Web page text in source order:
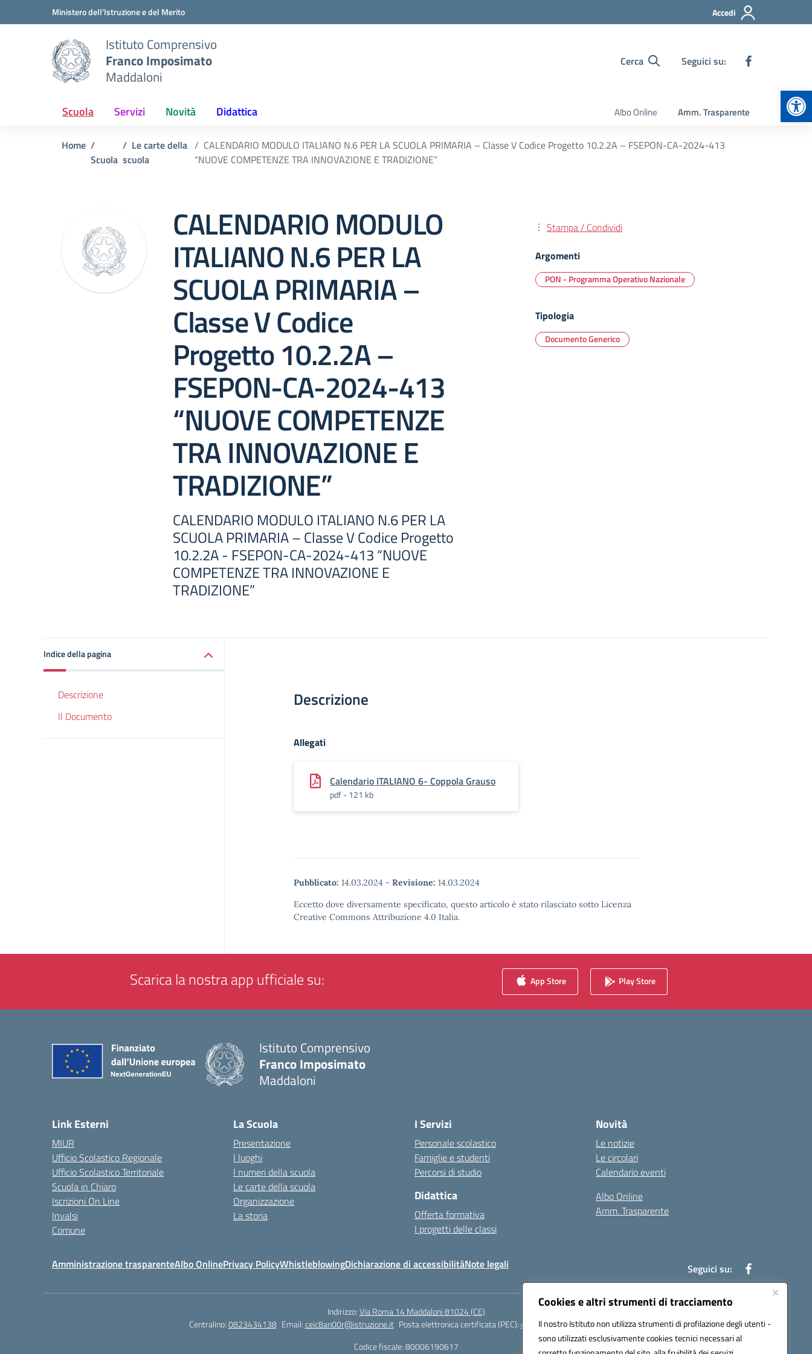
Cookies e altri strumenti di tracciamento
Il nostro Istituto non utilizza strumenti di profilazione degli utenti -
sono utilizzati esclusivamente cookies tecnici necessari al
Vai ai contenuti
Vai al menu di navigazioneMinistero dell'Istruzione e del Merito Accedi
Istituto Comprensivo
Franco Imposimato
Maddaloni
Cerca Seguici su:
Scuola Servizi Novità Didattica Albo Online Amm. Trasparente
Home
Scuola
Le carte della
scuola
CALENDARIO MODULO ITALIANO N.6 PER LA SCUOLA PRIMARIA – Classe V Codice Progetto 10.2.2A – FSEPON-CA-2024-413
“NUOVE COMPETENZE TRA INNOVAZIONE E TRADIZIONE”
CALENDARIO MODULO
ITALIANO N.6 PER LA
SCUOLA PRIMARIA –
Classe V Codice
Progetto 10.2.2A –
FSEPON-CA-2024-413
“NUOVE COMPETENZE
TRA INNOVAZIONE E
TRADIZIONE”
CALENDARIO MODULO ITALIANO N.6 PER LA
SCUOLA PRIMARIA – Classe V Codice Progetto
10.2.2A - FSEPON-CA-2024-413 “NUOVE
COMPETENZE TRA INNOVAZIONE E
TRADIZIONE”
Stampa / Condividi
Argomenti
PON - Programma Operativo Nazionale
Tipologia
Documento Generico
Indice della pagina
Descrizione
Il Documento
Descrizione
Allegati
Calendario ITALIANO 6- Coppola Grauso
pdf - 121 kb
Pubblicato: 14.03.2024 - Revisione: 14.03.2024
Eccetto dove diversamente specificato, questo articolo è stato rilasciato sotto Licenza
Creative Commons Attribuzione 4.0 Italia.
Scarica la nostra app ufficiale su: App Store Play Store
Istituto Comprensivo
Franco Imposimato
Maddaloni
Link Esterni
MIUR
Ufficio Scolastico Regionale
Ufficio Scolastico Territoriale
Scuola in Chiaro
Iscrizioni On Line
Invalsi
Comune
La Scuola
Presentazione
I luoghi
I numeri della scuola
Le carte della scuola
Organizzazione
La storia
I Servizi
Personale scolastico
Famiglie e studenti
Percorsi di studio
Didattica
Offerta formativa
I progetti delle classi
Novità
Le notizie
Le circolari
Calendario eventi
Albo Online
Amm. Trasparente
Amministrazione trasparenteAlbo OnlinePrivacy PolicyWhistleblowingDichiarazione di accessibilitàNote legali Seguici su:
Indirizzo:Via Roma 14 Maddaloni 81024 (CE)
Centralino:0823434138 Email:ceic8an00r@istruzione.it Posta elettronica certificata (PEC):ceic8an00r@pec.istruzione.it
Codice fiscale: 80006190617